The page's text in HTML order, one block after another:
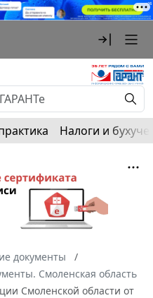
Налоги и
документы
Смоленская область
Смоленской области от